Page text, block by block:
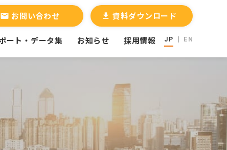
ート・データ集 お知らせ 採用情報 JP EN
email お問い合わせ file_download 資料ダウンロード